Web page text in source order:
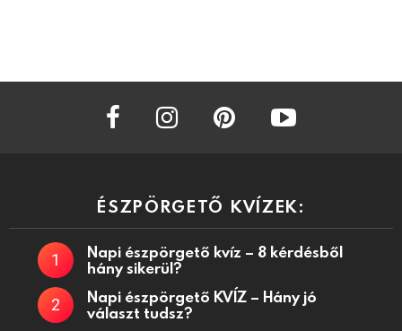
facebook instagram
ÉSZPÖRGETŐ KVÍZEK:
Napi észpörgető kvíz – 8 kérdésből
hány sikerül?
Napi észpörgető KVÍZ – Hány jó
választ tudsz?